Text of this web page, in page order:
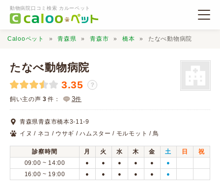
動物病院口コミ検索 カルーペット
動物病院検索
口コミ検索
Calooペットとは？
Calooペット 青森県 青森市 橋本 たなべ動物病院
たなべ動物病院
3.35 ？
飼い主の声 3 件： 3件
青森県青森市橋本3-11-9
イヌ / ネコ / ウサギ / ハムスター / モルモット / 鳥
診察時間 月 火 水 木 金 土 日
祝
09:00 ~ 14:00
● ● ● ● ● ●
16:00 ~ 19:00 ● ● ● ● ● ●